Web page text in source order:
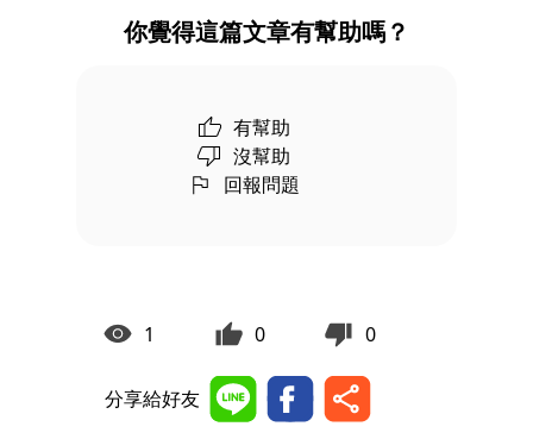
你覺得這篇文章有幫助嗎？
有幫助
沒幫助
回報問題
1 0 0
分享給好友